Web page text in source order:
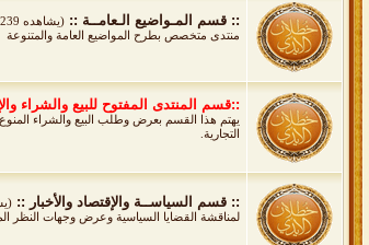
:: قسم المـواضيع الـعامــة :: (يشاهده 239 زائر)
منتدى متخصص بطرح المواضيع العامة والمتنوعة
::قسم المنتدى المفتوح للبيع والشراء
يهتم هذا القسم بعرض وطلب البيع والشراء
التجارية.
:: قسم السياســة والإقتصاد والأخبار ::
لمناقشة القضايا السياسية وعرض وجهات النظر